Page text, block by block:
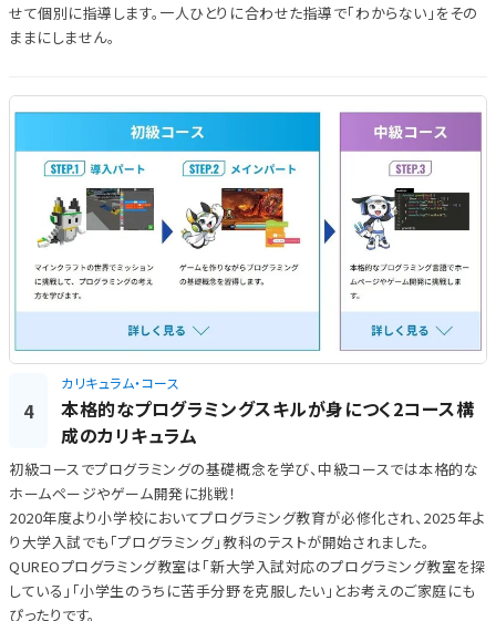
せて個別に指導します。一人ひとりに合わせた指導で「わからない」をその
ままにしません。
4
カリキュラム・コース
本格的なプログラミングスキルが身につく2コース構
成のカリキュラム
初級コースでプログラミングの基礎概念を学び、中級コースでは本格的な
ホームページやゲーム開発に挑戦！
2020年度より小学校においてプログラミング教育が必修化され、2025年よ
り大学入試でも「プログラミング」教科のテストが開始されました。
QUREOプログラミング教室は「新大学入試対応のプログラミング教室を探
している」「小学生のうちに苦手分野を克服したい」とお考えのご家庭にも
ぴったりです。